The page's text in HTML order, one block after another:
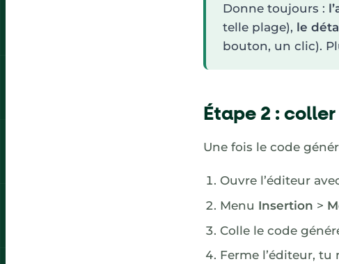
Donne toujours :
telle plage), le
bouton, un clic).
Étape 2 :
Une fois le code
Ouvre l’éditeur
Menu Insertion >
Colle le code
Ferme l’éditeur, tu